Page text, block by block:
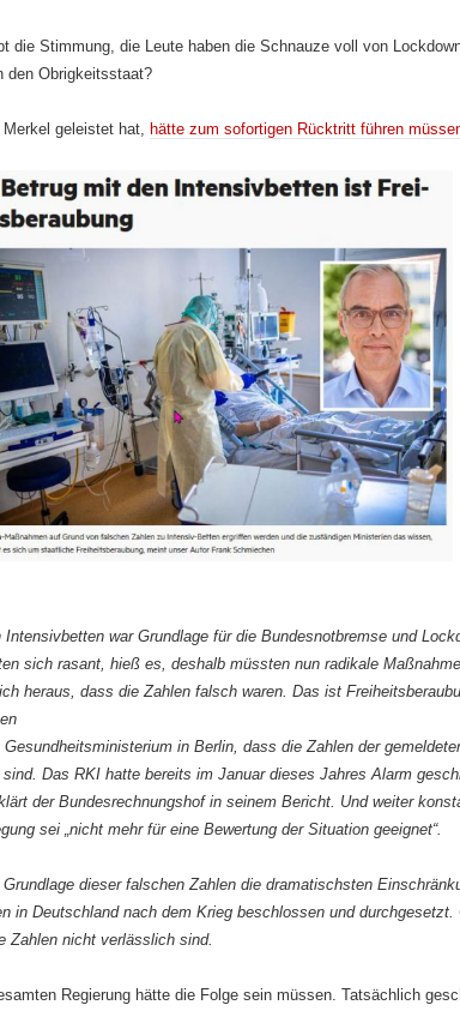
die Stimmung, die Leute haben die Schnauze voll von
den Obrigkeitsstaat?
geleistet hat, hätte zum sofortigen Rücktritt führen
Intensivbetten war Grundlage für die Bundesnotbremse und
sich rasant, hieß es, deshalb müssten nun radikale
heraus, dass die Zahlen falsch waren. Das ist
in Berlin, dass die Zahlen der
Das RKI hatte bereits im Januar dieses Jahres Alarm
der Bundesrechnungshof in seinem Bericht. Und weiter
sei „nicht mehr für eine Bewertung der Situation geeignet“.
dieser falschen Zahlen die dramatischsten
in Deutschland nach dem Krieg beschlossen und durchgesetzt.
Zahlen nicht verlässlich sind.
Regierung hätte die Folge sein müssen. Tatsächlich